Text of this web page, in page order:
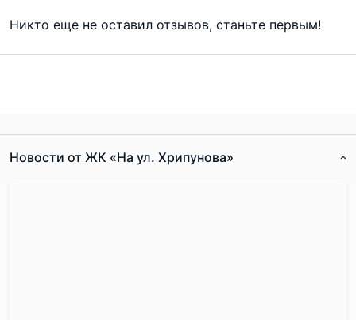
Никто еще не оставил отзывов, станьте первым!
Новости от ЖК «На ул. Хрипунова»